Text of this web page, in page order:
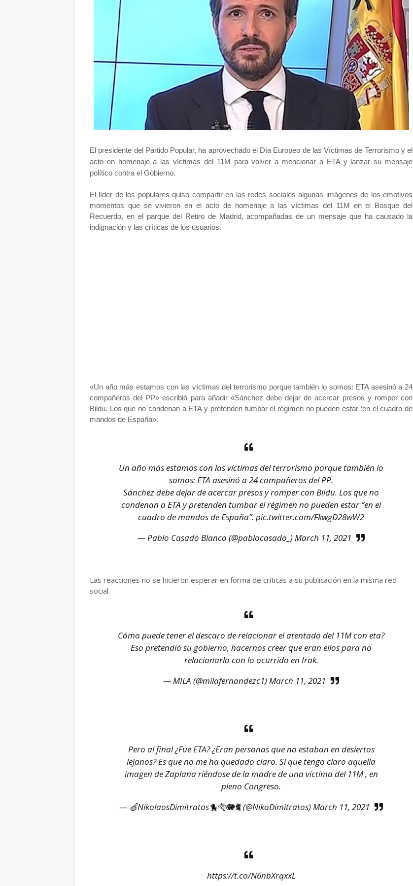
El presidente del Partido Popular, ha aprovechado el Día Europeo de las Víctimas de Terrorismo y el
acto en homenaje a las víctimas del 11M para volver a mencionar a ETA y lanzar su mensaje
político contra el Gobierno.
El líder de los populares quiso compartir en las redes sociales algunas imágenes de los emotivos
momentos que se vivieron en el acto de homenaje a las víctimas del 11M en el Bosque del
Recuerdo, en el parque del Retiro de Madrid, acompañadas de un mensaje que ha causado la
indignación y las críticas de los usuarios.
«Un año más estamos con las víctimas del terrorismo porque también lo somos: ETA asesinó a 24
compañeros del PP» escribió para añadir «Sánchez debe dejar de acercar presos y romper con
Bildu. Los que no condenan a ETA y pretenden tumbar el régimen no pueden estar ‘en el cuadro de
mandos de España».
Un año más estamos con las víctimas del terrorismo porque también lo
somos: ETA asesinó a 24 compañeros del PP.
Sánchez debe dejar de acercar presos y romper con Bildu. Los que no
condenan a ETA y pretenden tumbar el régimen no pueden estar “en el
cuadro de mandos de España”. pic.twitter.com/FkwgD28wW2
— Pablo Casado Blanco (@pablocasado_)March 11, 2021
Las reacciones no se hicieron esperar en forma de críticas a su publicación en la misma red
social.
Cómo puede tener el descaro de relacionar el atentado del 11M con eta?
Eso pretendió su gobierno, hacernos creer que eran ellos para no
relacionarlo con lo ocurrido en Irak.
— MILA (@milafernandezc1)March 11, 2021
Pero al final ¿Fue ETA? ¿Eran personas que no estaban en desiertos
lejanos? Es que no me ha quedado claro. Sí que tengo claro aquella
imagen de Zaplana riéndose de la madre de una víctima del 11M , en
pleno Congreso.
— 🍏NikolaosDimitratos🐤🐅🐘🐈 (@NikoDimitratos)March 11, 2021
https://t.co/N6nbXrqxxL